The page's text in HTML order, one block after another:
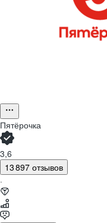
Пятёрочка
3,6
13 897 отзывов
·